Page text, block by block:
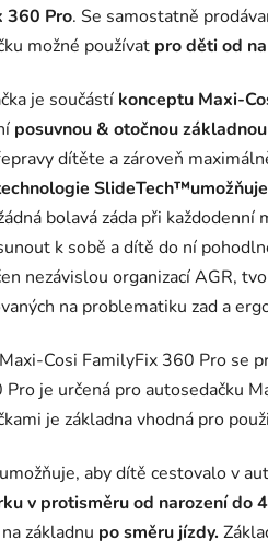
360 Pro. Se samostatně
možné používat pro děti od
je součástí konceptu Maxi-
posuvnou & otočnou
dítěte a zároveň
bolavá záda při
k sobě a dítě do ní
nezávislou organizací AGR,
na problematiku zad a
Cosi FamilyFix 360 Pro se
Pro je určená pro autosedačku
je základna vhodná pro
aby dítě cestovalo v
v protisměru od narození do
základnu po směru jízdy.